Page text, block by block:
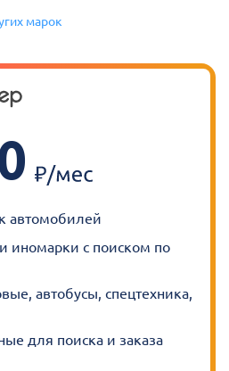
марок
автомобилей
иномарки с поиском по
автобусы, спецтехника,
для поиска и заказа